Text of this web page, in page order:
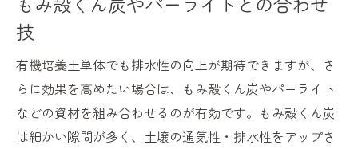
技
有機培養土単体でも排水性の向上が期待できますが、さ
らに効果を高めたい場合は、もみ殻くん炭やパーライト
などの資材を組み合わせるのが有効です。もみ殻くん炭
は細かい隙間が多く、土壌の通気性・排水性をアップさ